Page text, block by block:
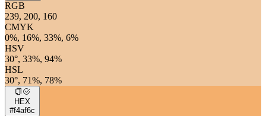
RGB
239, 200, 160
CMYK
0%, 16%, 33%, 6%
HSV
30°, 33%, 94%
HSL
30°, 71%, 78%
HEX
#f4af6c